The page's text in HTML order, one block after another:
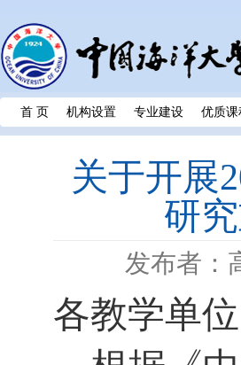
首 页 机构设置 专业建设 优质课
关于开展
研
发布者：
各教学单位